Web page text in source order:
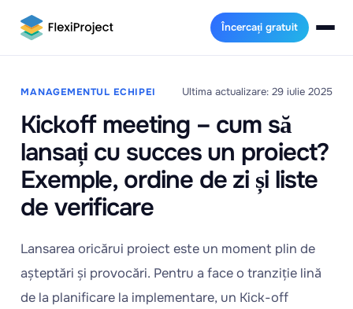
Încercați gratuit
MANAGEMENTUL ECHIPEI Ultima actualizare: 29 iulie 2025
Kickoff meeting – cum să
lansați cu succes un proiect?
Exemple, ordine de zi și liste
de verificare
Lansarea oricărui proiect este un moment plin de
așteptări și provocări. Pentru a face o tranziție lină
de la planificare la implementare, un Kick-off